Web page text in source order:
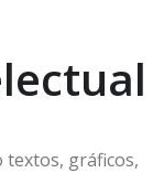
textos, gráficos,